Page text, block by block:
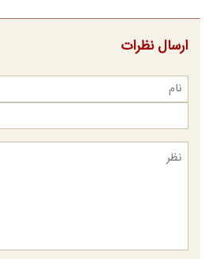
ارسال نظرات